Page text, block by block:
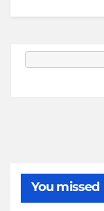
You missed